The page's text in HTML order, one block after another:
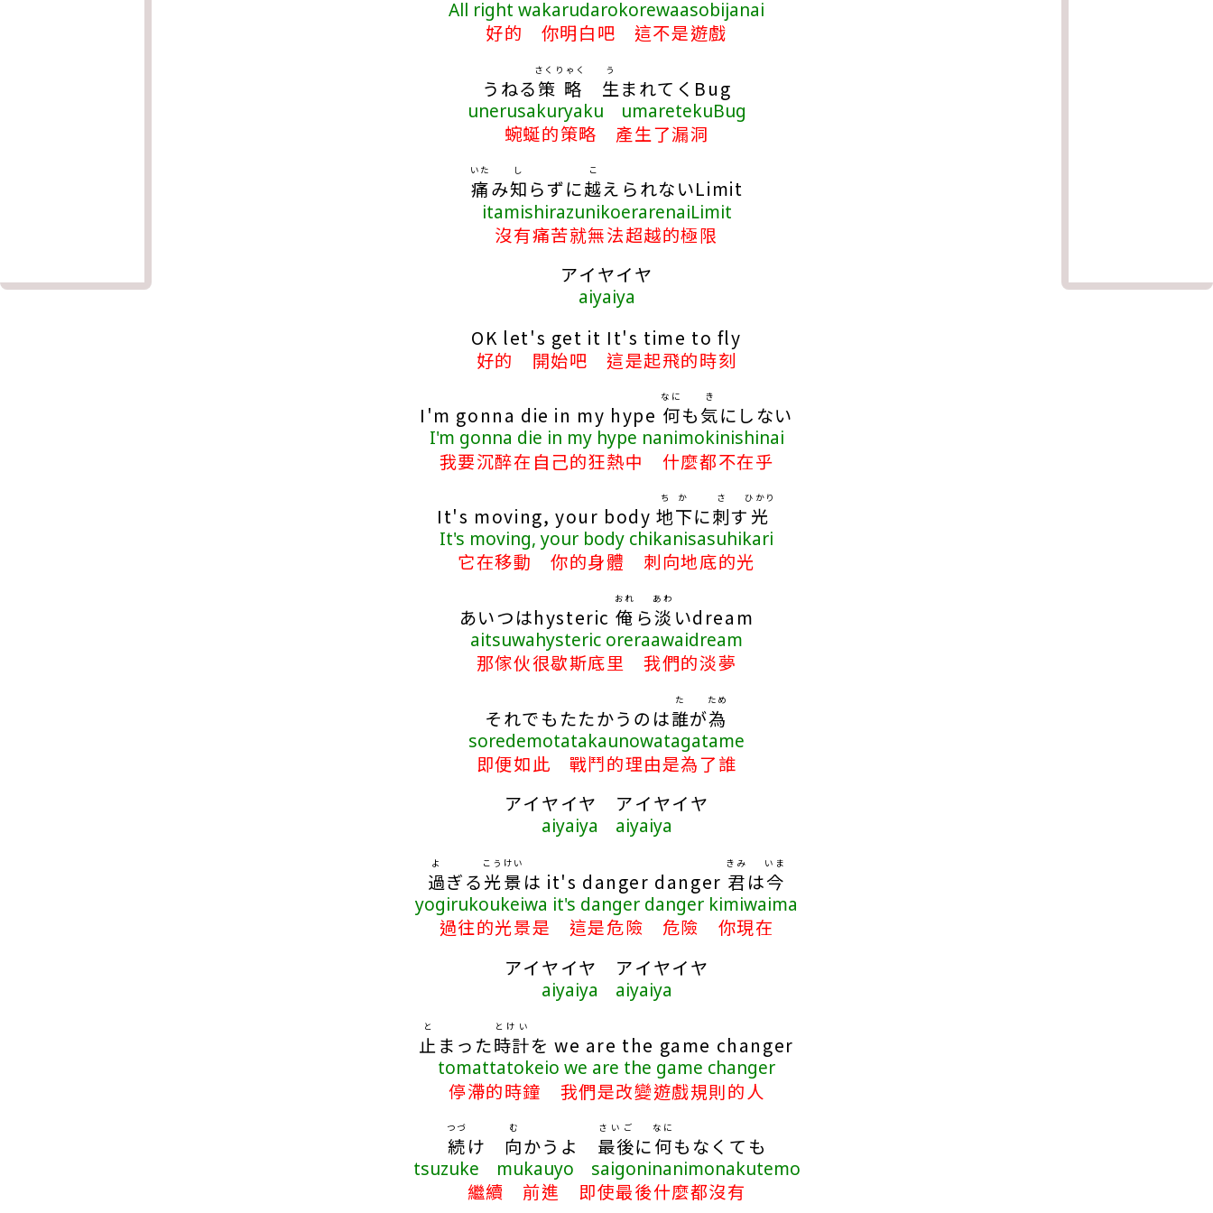
All right wakarudarokorewaasobijanai
好的 你明白吧 這不是遊戲
うねる策略
さくりゃく
生
う
まれてくBug
unerusakuryaku umaretekuBug
蜿蜒的策略 產生了漏洞
痛
いた
み知
し
らずに越
こ
えられないLimit
itamishirazunikoerarenaiLimit
沒有痛苦就無法超越的極限
アイヤイヤ
aiyaiya
OK let's get it It's time to fly
好的 開始吧 這是起飛的時刻
I'm gonna die in my hype 何
なに
も気
き
にしない
I'm gonna die in my hype nanimokinishinai
我要沉醉在自己的狂熱中 什麼都不在乎
It's moving, your body 地下
ちか
に刺
さ
す 光
ひかり
It's moving, your body chikanisasuhikari
它在移動 你的身體 刺向地底的光
あいつはhysteric 俺
おれ
ら淡
あわ
いdream
aitsuwahysteric oreraawaidream
那傢伙很歇斯底里 我們的淡夢
それでもたたかうのは誰
た
が為
ため
soredemotatakaunowatagatame
即便如此 戰鬥的理由是為了誰
アイヤイヤ アイヤイヤ
aiyaiya aiyaiya
過
よ
ぎる光景
こうけい
は it's danger danger 君
きみ
は今
いま
yogirukoukeiwa it's danger danger kimiwaima
過往的光景是 這是危險 危險 你現在
アイヤイヤ アイヤイヤ
aiyaiya aiyaiya
止
と
まった時計
とけい
を we are the game changer
tomattatokeio we are the game changer
停滯的時鐘 我們是改變遊戲規則的人
続
つづ
け 向
む
かうよ 最後
さいご
に何
なに
もなくても
tsuzuke mukauyo saigoninanimonakutemo
繼續 前進 即使最後什麼都沒有